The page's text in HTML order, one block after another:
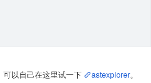
以自己在这里试一下 astexplorer。